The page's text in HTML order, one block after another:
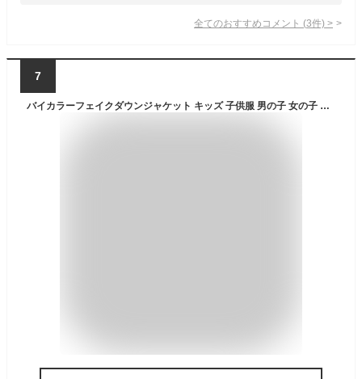
全てのおすすめコメント (3件) >
7
バイカラーフェイクダウンジャケット キッズ 子供服 男の子 女の子 中綿アウター 防寒 暖かい ジャンパー マウンテンジャケット 冬物 冬服 無地 切替 ジュニア 韓国子供服 110cm 120cm 130cm 140cm 150cm 160cm「944-103」